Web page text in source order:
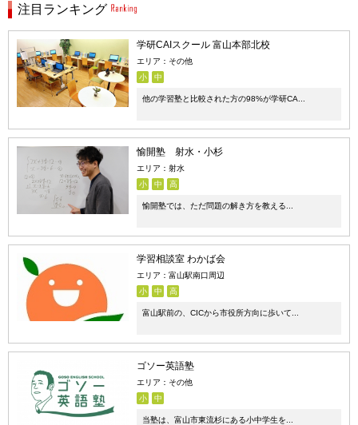
注目ランキング
学研CAIスクール 富山本部北校
エリア：その他
小
中
他の学習塾と比較された方の98%が学研CA...
愉開塾 射水・小杉
エリア：射水
小
中 高
愉開塾では、ただ問題の解き方を教える...
学習相談室 わかば会
エリア：富山駅南口周辺
小
中 高
富山駅前の、CICから市役所方向に歩いて...
ゴソー英語塾
エリア：その他
小
中
当塾は、富山市東流杉にある小中学生を...